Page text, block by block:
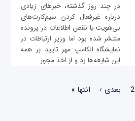
در چند روز گذشته، خبرهای زیادی
درباره غیرفعال کردن سیم‌کارت‌های
بی‌هویت یا نقص اطلاعات در پرونده
منتشر شده بود اما وزیر ارتباطات در
نمایشگاه الکامپ مهر تایید بر همه
این شایعه‌ها زد و از اخذ مجوز...
2 بعدی › انتها »